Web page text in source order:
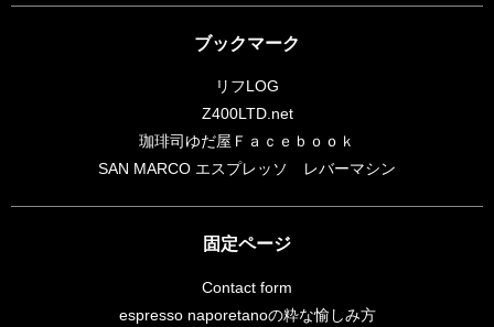
ブックマーク
リフLOG
Z400LTD.net
珈琲司ゆだ屋Ｆａｃｅｂｏｏｋ
SAN MARCO エスプレッソ レバーマシン
固定ページ
Contact form
espresso naporetanoの粋な愉しみ方